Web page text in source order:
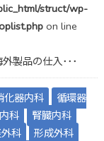
struct/wp-
on line
製品の仕入･･･
化器内科
循環器
科
腎臓内科
科
形成外科